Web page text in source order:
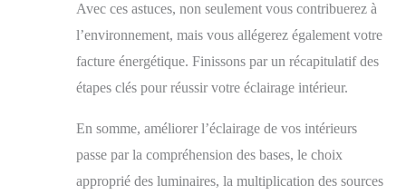
réduisent considérablement les coûts de maintenance et
d'utilisation. Garantie 3 ans, après-vente sans souci, en
pas à retourner le produit défectueux, Nous vous
rembourserons directement ou le remplacerons par un
nouveau gratuitement. Une fois installé et durable,
Avec ces astuces, non seulement vous contribuerez à
l’environnement, mais vous allégerez également votre
facture énergétique. Finissons par un récapitulatif des
étapes clés pour réussir votre éclairage intérieur.
En somme, améliorer l’éclairage de vos intérieurs
passe par la compréhension des bases, le choix
approprié des luminaires, la multiplication des sources